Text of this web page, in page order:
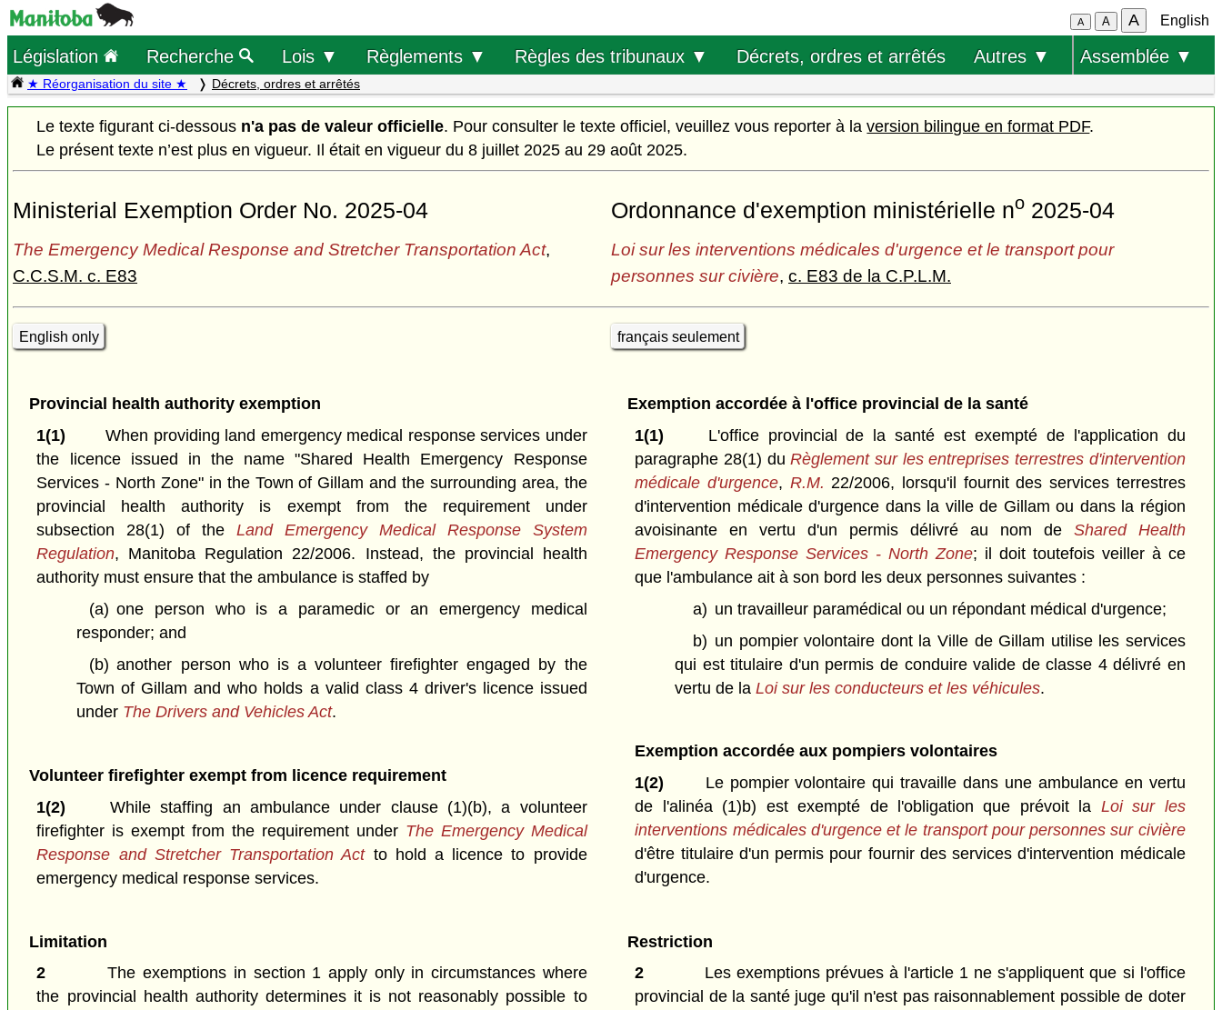
A A A English
Législation Recherche Lois ▼ Règlements ▼ Règles des tribunaux ▼ Décrets, ordres et arrêtés Autres ▼ Assemblée ▼
★ Réorganisation du site ★ Décrets, ordres et arrêtés
Le texte figurant ci-dessous n'a pas de valeur officielle. Pour consulter le texte officiel, veuillez vous reporter à laversion bilingue en format PDF.
Le présent texte n’est plus en vigueur. Il était en vigueur du 8 juillet 2025 au 29 août 2025.
Ministerial Exemption Order No. 2025-04 Ordonnance d'exemption ministérielle no 2025-04
The Emergency Medical Response and Stretcher Transportation Act,
C.C.S.M. c. E83
Loi sur les interventions médicales d'urgence et le transport pour
personnes sur civière, c. E83 de la C.P.L.M.
English only français seulement
Provincial health authority exemption
1(1)
When providing land emergency medical response services under
the licence issued in the name "Shared Health Emergency Response
Services - North Zone" in the Town of Gillam and the surrounding area, the
provincial health authority is exempt from the requirement under
subsection 28(1) of the Land Emergency Medical Response System
Regulation, Manitoba Regulation 22/2006. Instead, the provincial health
authority must ensure that the ambulance is staffed by
(a) one person who is a paramedic or an emergency medical
responder; and
(b) another person who is a volunteer firefighter engaged by the
Town of Gillam and who holds a valid class 4 driver's licence issued
under The Drivers and Vehicles Act.
Exemption accordée à l'office provincial de la santé
1(1)
L'office provincial de la santé est exempté de l'application du
paragraphe 28(1) duRèglement sur les entreprises terrestres d'intervention
médicale d'urgence, R.M. 22/2006, lorsqu'il fournit des services terrestres
d'intervention médicale d'urgence dans la ville de Gillam ou dans la région
avoisinante en vertu d'un permis délivré au nom de Shared Health
Emergency Response Services - North Zone; il doit toutefois veiller à ce
que l'ambulance ait à son bord les deux personnes suivantes :
a) un travailleur paramédical ou un répondant médical d'urgence;
b) un pompier volontaire dont la Ville de Gillam utilise les services
qui est titulaire d'un permis de conduire valide de classe 4 délivré en
vertu de laLoi sur les conducteurs et les véhicules.
Volunteer firefighter exempt from licence requirement
1(2)
While staffing an ambulance under clause (1)(b), a volunteer
firefighter is exempt from the requirement under The Emergency Medical
Response and Stretcher Transportation Act to hold a licence to provide
emergency medical response services.
Exemption accordée aux pompiers volontaires
1(2)
Le pompier volontaire qui travaille dans une ambulance en vertu
de l'alinéa (1)b) est exempté de l'obligation que prévoit la Loi sur les
interventions médicales d'urgence et le transport pour personnes sur civière
d'être titulaire d'un permis pour fournir des services d'intervention médicale
d'urgence.
Limitation
2
The exemptions in section 1 apply only in circumstances where
the provincial health authority determines it is not reasonably possible to
Restriction
2
Les exemptions prévues à l'article 1 ne s'appliquent que si l'office
provincial de la santé juge qu'il n'est pas raisonnablement possible de doter